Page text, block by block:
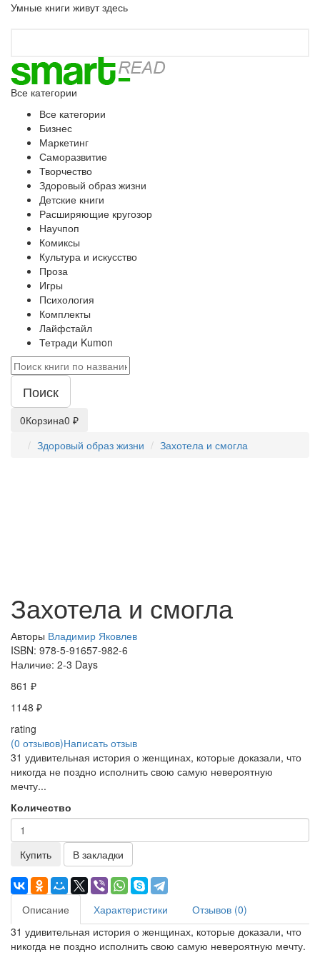
Умные книги живут здесь
Все категории
Все категории
Бизнес
Маркетинг
Саморазвитие
Творчество
Здоровый образ жизни
Детские книги
Расширяющие кругозор
Научпоп
Комиксы
Культура и искусство
Проза
Игры
Психология
Комплекты
Лайфстайл
Тетради Kumon
Поиск
0Корзина0 ₽
Здоровый образ жизни
Захотела и смогла
Захотела и смогла
Авторы Владимир Яковлев
ISBN: 978-5-91657-982-6
Наличие: 2-3 Days
861 ₽
1148 ₽
rating
(0 отзывов)Написать отзыв
31 удивительная история о женщинах, которые доказали, что
никогда не поздно исполнить свою самую невероятную
мечту...
Количество
Купить В закладки
Описание Характеристики
Отзывов (0)
31 удивительная история о женщинах, которые доказали, что
никогда не поздно исполнить свою самую невероятную мечту.